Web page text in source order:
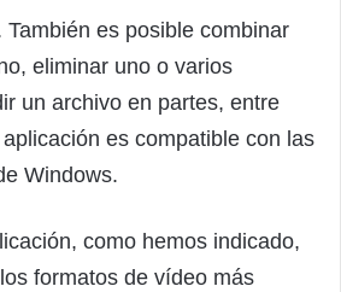
es posible combinar
eliminar uno o varios
un archivo en partes, entre
es compatible con las
Windows.
como hemos indicado,
formatos de vídeo más